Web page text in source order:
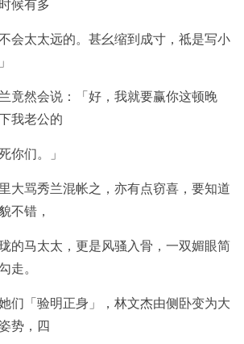
候有多
会太太远的。甚幺缩到成寸，祗是写小
然会说：「好，我就要赢你这顿晚
我老公的
你们。」
骂秀兰混帐之，亦有点窃喜，要知道
不错，
的马太太，更是风骚入骨，一双媚眼简
走。
「验明正身」，林文杰由侧卧变为大
势，四